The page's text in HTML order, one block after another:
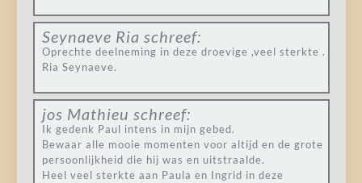
Seynaeve Ria schreef:
Oprechte deelneming in deze droevige ,veel sterkte .
Ria Seynaeve.
jos Mathieu schreef:
Ik gedenk Paul intens in mijn gebed.
Bewaar alle mooie momenten voor altijd en de grote
persoonlijkheid die hij was en uitstraalde.
Heel veel sterkte aan Paula en Ingrid in deze